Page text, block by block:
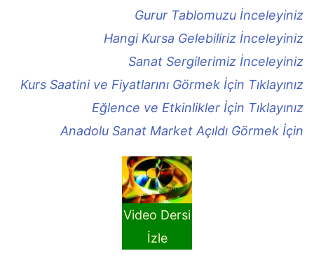
Gurur Tablomuzu İnceleyiniz
Hangi Kursa Gelebiliriz İnceleyiniz
Sanat Sergilerimiz İnceleyiniz
Kurs Saatini ve Fiyatlarını Görmek İçin Tıklayınız
Eğlence ve Etkinlikler İçin Tıklayınız
Anadolu Sanat Market Açıldı Görmek İçin
Video Dersi
İzle